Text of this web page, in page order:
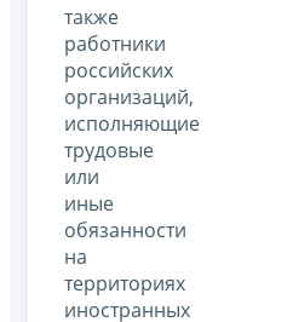
также
работники
российских
организаций,
исполняющие
трудовые
или
иные
обязанности
на
территориях
иностранных